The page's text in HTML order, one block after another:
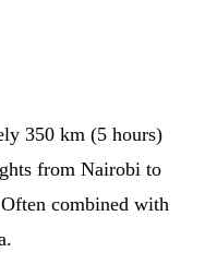
350 km (5 hours)
from Nairobi to
combined with